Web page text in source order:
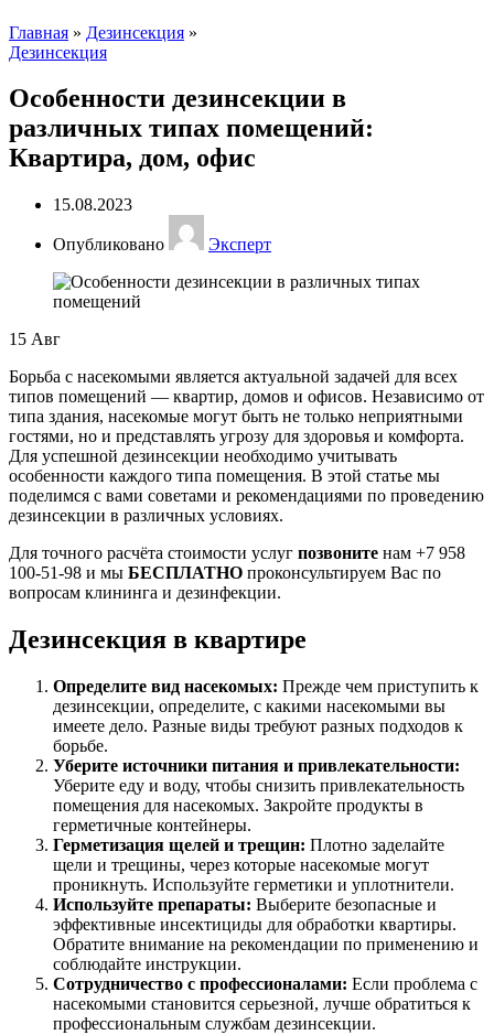
Главная » Дезинсекция »
Дезинсекция
Особенности дезинсекции в
различных типах помещений:
Квартира, дом, офис
15.08.2023
Опубликовано Эксперт
15 Авг
Борьба с насекомыми является актуальной задачей для всех
типов помещений — квартир, домов и офисов. Независимо от
типа здания, насекомые могут быть не только неприятными
гостями, но и представлять угрозу для здоровья и комфорта.
Для успешной дезинсекции необходимо учитывать
особенности каждого типа помещения. В этой статье мы
поделимся с вами советами и рекомендациями по проведению
дезинсекции в различных условиях.
Для точного расчёта стоимости услуг позвоните нам +7 958
100-51-98 и мы БЕСПЛАТНО проконсультируем Вас по
вопросам клининга и дезинфекции.
Дезинсекция в квартире
Определите вид насекомых: Прежде чем приступить к
дезинсекции, определите, с какими насекомыми вы
имеете дело. Разные виды требуют разных подходов к
борьбе.
Уберите источники питания и привлекательности:
Уберите еду и воду, чтобы снизить привлекательность
помещения для насекомых. Закройте продукты в
герметичные контейнеры.
Герметизация щелей и трещин: Плотно заделайте
щели и трещины, через которые насекомые могут
проникнуть. Используйте герметики и уплотнители.
Используйте препараты: Выберите безопасные и
эффективные инсектициды для обработки квартиры.
Обратите внимание на рекомендации по применению и
соблюдайте инструкции.
Сотрудничество с профессионалами: Если проблема с
насекомыми становится серьезной, лучше обратиться к
профессиональным службам дезинсекции.